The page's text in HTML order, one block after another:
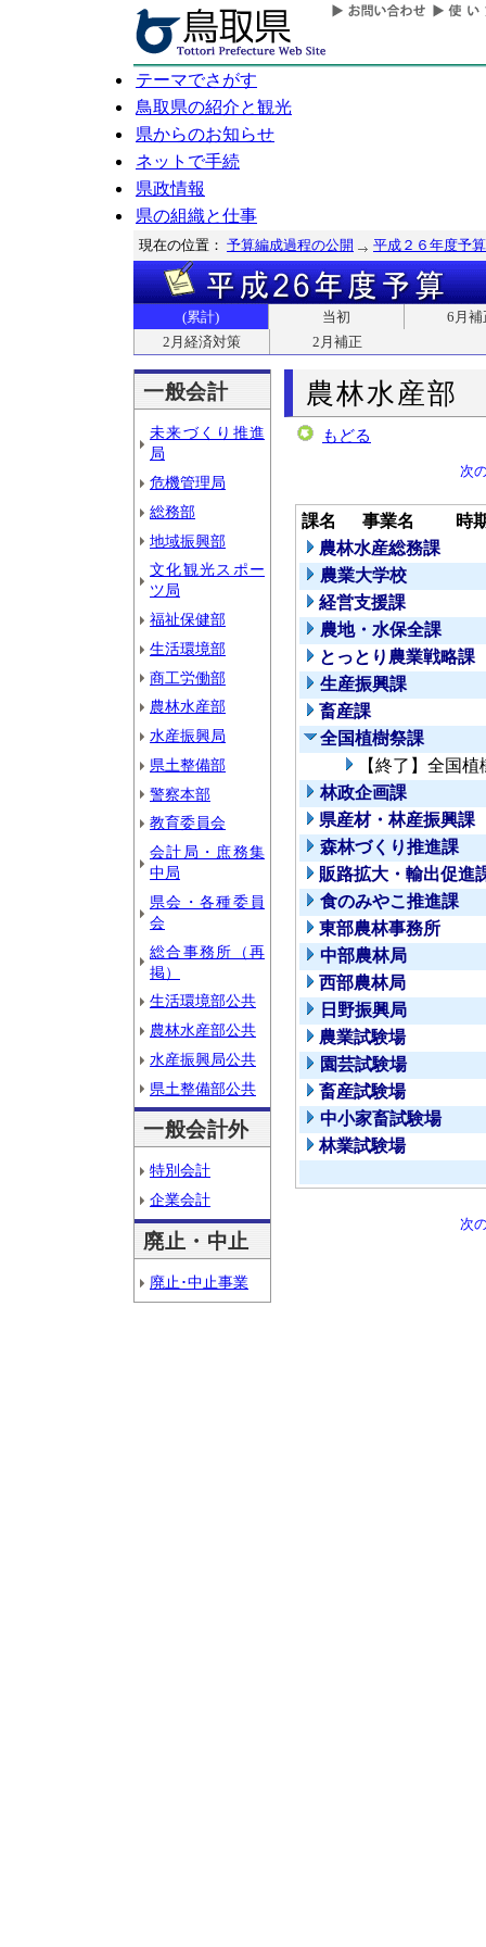
テーマでさがす
鳥取県の紹介と観光
県からのお知らせ
ネットで手続
県政情報
県の組織と仕事
現在の位置： 予算編成過程の公開 平成２６年度予算
(累計) 当初
6月補
2月経済対策
2月補正
一般会計
未来づくり推進
局
危機管理局
総務部
地域振興部
文化観光スポー
ツ局
福祉保健部
生活環境部
商工労働部
農林水産部
水産振興局
県土整備部
警察本部
教育委員会
会計局・庶務集
中局
県会・各種委員
会
総合事務所（再
掲）
生活環境部公共
農林水産部公共
水産振興局公共
県土整備部公共
一般会計外
特別会計
企業会計
廃止・中止
廃止･中止事業
農林水産部
もどる
次
課名 事業名
時
農林水産総務課
農業大学校
経営支援課
農地・水保全課
とっとり農業戦略課
生産振興課
畜産課
全国植樹祭課
【終了】全国
林政企画課
県産材・林産振興課
森林づくり推進課
販路拡大・輸出促進
食のみやこ推進課
東部農林事務所
中部農林局
西部農林局
日野振興局
農業試験場
園芸試験場
畜産試験場
中小家畜試験場
林業試験場
次